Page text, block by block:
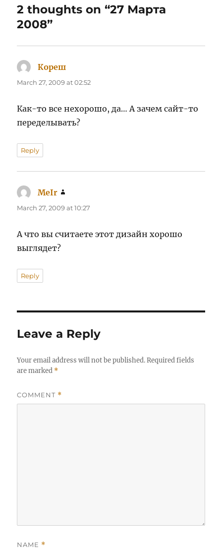
2 thoughts on “27 Марта
2008”
Кореш
March 27, 2009 at 02:52
Как-то все нехорошо, да… А зачем сайт-то
переделывать?
Reply
MeIr
March 27, 2009 at 10:27
А что вы считаете этот дизайн хорошо
выглядет?
Reply
Leave a Reply
Your email address will not be published. Required fields
are marked *
COMMENT *
NAME *